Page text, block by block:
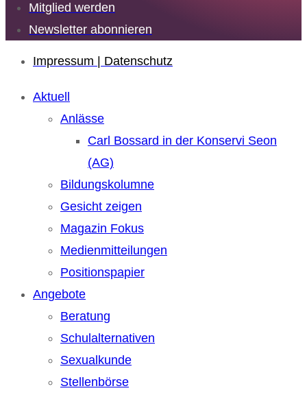
Mitglied werden
Newsletter abonnieren
Impressum | Datenschutz
Aktuell
Anlässe
Carl Bossard in der Konservi Seon
(AG)
Bildungskolumne
Gesicht zeigen
Magazin Fokus
Medienmitteilungen
Positionspapier
Angebote
Beratung
Schulalternativen
Sexualkunde
Stellenbörse